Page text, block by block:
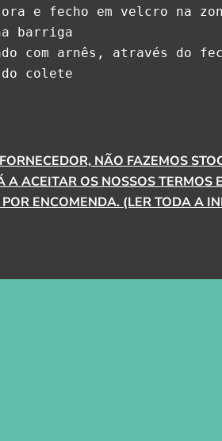
e fecho em velcro na
barriga
com arnês, através do
colete
NÃO FAZEMOS
A ACEITAR OS NOSSOS TERMOS
ENCOMENDA. (LER TODA A